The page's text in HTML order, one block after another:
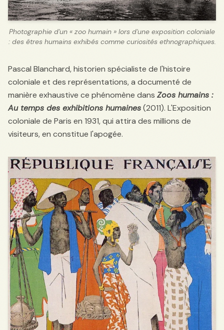
Photographie d'un « zoo humain » lors d'une exposition coloniale
: des êtres humains exhibés comme curiosités ethnographiques.
Pascal Blanchard, historien spécialiste de l'histoire
coloniale et des représentations, a documenté de
manière exhaustive ce phénomène dans Zoos humains :
Au temps des exhibitions humaines(2011). L'Exposition
coloniale de Paris en 1931, qui attira des millions de
visiteurs, en constitue l'apogée.